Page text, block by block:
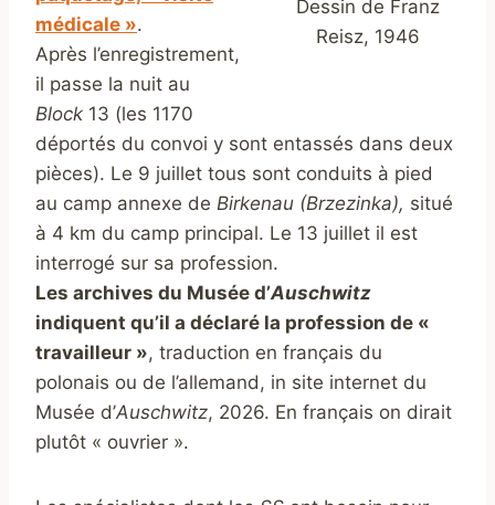
Dessin de Franz
Reisz, 1946
médicale ».
Après l’enregistrement,
il passe la nuit au
Block 13 (les 1170
déportés du convoi y sont entassés dans deux
pièces). Le 9 juillet tous sont conduits à pied
au camp annexe de Birkenau (Brzezinka), situé
à 4 km du camp principal. Le 13 juillet il est
interrogé sur sa profession.
Les archives du Musée d’Auschwitz
indiquent qu’il a déclaré la profession de «
travailleur », traduction en français du
polonais ou de l’allemand, in site internet du
Musée d’Auschwitz, 2026. En français on dirait
plutôt « ouvrier ».